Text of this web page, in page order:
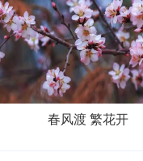
春风渡 繁花开